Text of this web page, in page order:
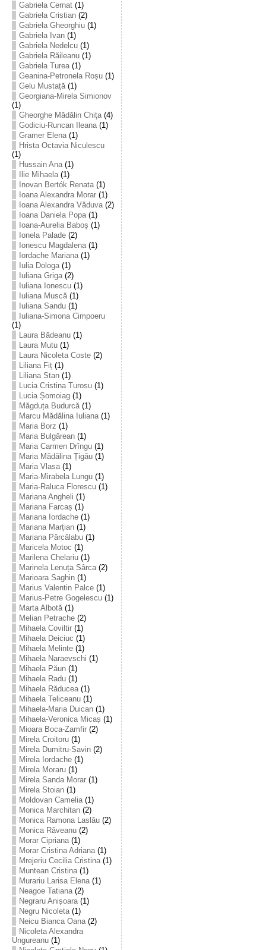
Gabriela Cernat(1)
Gabriela Cristian(2)
Gabriela Gheorghiu(1)
Gabriela Ivan(1)
Gabriela Nedelcu(1)
Gabriela Răileanu(1)
Gabriela Turea(1)
Geanina-Petronela Roșu(1)
Gelu Mustață(1)
Georgiana-Mirela Simionov
(1)
Gheorghe Mădălin Chiţa(4)
Godiciu-Runcan Ileana(1)
Gramer Elena(1)
Hrista Octavia Niculescu
(1)
Hussain Ana(1)
Ilie Mihaela(1)
Inovan Bertók Renata(1)
Ioana Alexandra Morar(1)
Ioana Alexandra Văduva(2)
Ioana Daniela Popa(1)
Ioana-Aurelia Baboș (1)
Ionela Palade(2)
Ionescu Magdalena(1)
Iordache Mariana(1)
Iulia Dologa(1)
Iuliana Griga(2)
Iuliana Ionescu(1)
Iuliana Muscă(1)
Iuliana Sandu(1)
Iuliana-Simona Cimpoeru
(1)
Laura Bădeanu(1)
Laura Mutu(1)
Laura Nicoleta Coste(2)
Liliana Fiț(1)
Liliana Stan(1)
Lucia Cristina Turosu(1)
Lucia Șomoiag(1)
Măgduța Budurcă(1)
Marcu Mădălina Iuliana(1)
Maria Borz (1)
Maria Bulgărean(1)
Maria Carmen Drîngu(1)
Maria Mădălina Țigău(1)
Maria Vlasa(1)
Maria-Mirabela Lungu(1)
Maria-Raluca Florescu(1)
Mariana Angheli (1)
Mariana Farcaș (1)
Mariana Iordache(1)
Mariana Marțian(1)
Mariana Pârcălabu(1)
Maricela Motoc (1)
Marilena Chelariu(1)
Marinela Lenuța Sârca(2)
Marioara Saghin(1)
Marius Valentin Palce(1)
Marius-Petre Gogelescu(1)
Marta Albotă(1)
Melian Petrache(2)
Mihaela Coviltir(1)
Mihaela Deiciuc (1)
Mihaela Melinte(1)
Mihaela Naraevschi (1)
Mihaela Păun(1)
Mihaela Radu(1)
Mihaela Răducea(1)
Mihaela Teliceanu(1)
Mihaela-Maria Duican(1)
Mihaela-Veronica Micaș (1)
Mioara Boca-Zamfir(2)
Mirela Croitoru(1)
Mirela Dumitru-Savin(2)
Mirela Iordache(1)
Mirela Moraru(1)
Mirela Sanda Morar(1)
Mirela Stoian(1)
Moldovan Camelia(1)
Monica Marchitan(2)
Monica Ramona Laslău(2)
Monica Răveanu(2)
Morar Cipriana(1)
Morar Cristina Adriana(1)
Mrejeriu Cecilia Cristina(1)
Muntean Cristina(1)
Murariu Larisa Elena(1)
Neagoe Tatiana(2)
Negraru Anișoara(1)
Negru Nicoleta(1)
Neicu Bianca Oana(2)
Nicoleta Alexandra
Ungureanu(1)